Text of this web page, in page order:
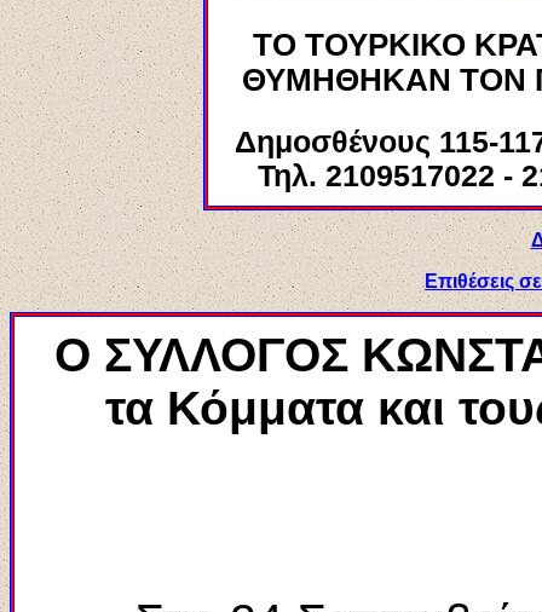
ΤΟ ΤΟΥΡΚΙΚΟ
ΘΥΜΗΘΗΚΑΝ ΤΟΝ
Δημοσθένους 115-
Τηλ. 2109517022 -
Επιθέσεις
Ο ΣΥΛΛΟΓΟΣ
τα Κόμματα και